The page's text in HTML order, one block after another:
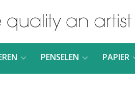
PENSELEN PAPIER